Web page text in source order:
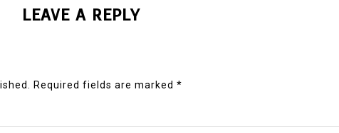
LEAVE A REPLY
Required fields are marked *